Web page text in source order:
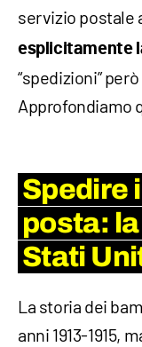
servizio postale
esplicitamente
“spedizioni”
Approfondiamo
Spedire
posta:
Stati
La storia dei
anni 1913-1915,